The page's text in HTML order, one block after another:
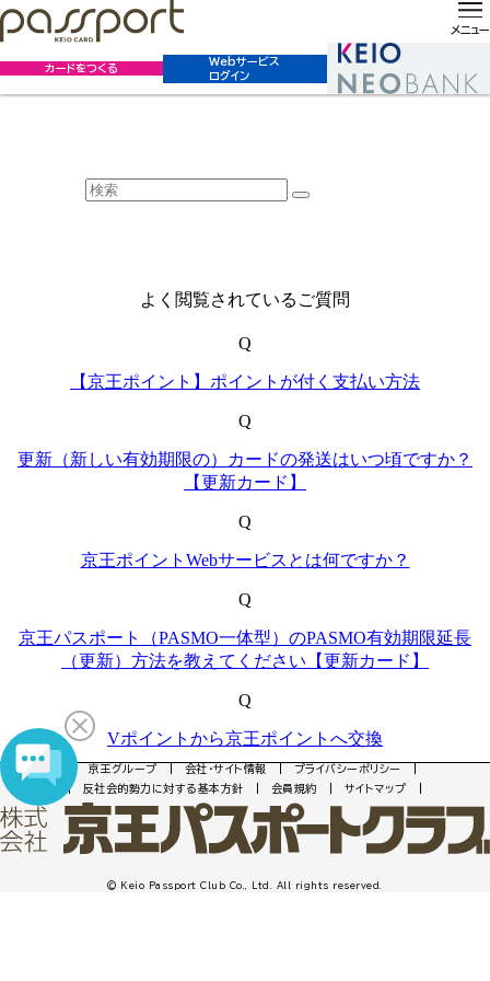
メニュー
カードをつくる
Webサービス
ログイン
ホーム お客様サポート よくあるご質問
よくあるご質問
京王グループ 会社・サイト情報
プライバシーポリシー
反社会的勢力に対する基本方針
会員規約 サイトマップ
© Keio Passport Club Co., Ltd. All rights reserved.